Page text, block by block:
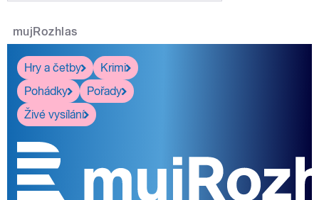
mujRozhlas
Hry a četby
Krimi
Pohádky
Pořady
Živé vysílání